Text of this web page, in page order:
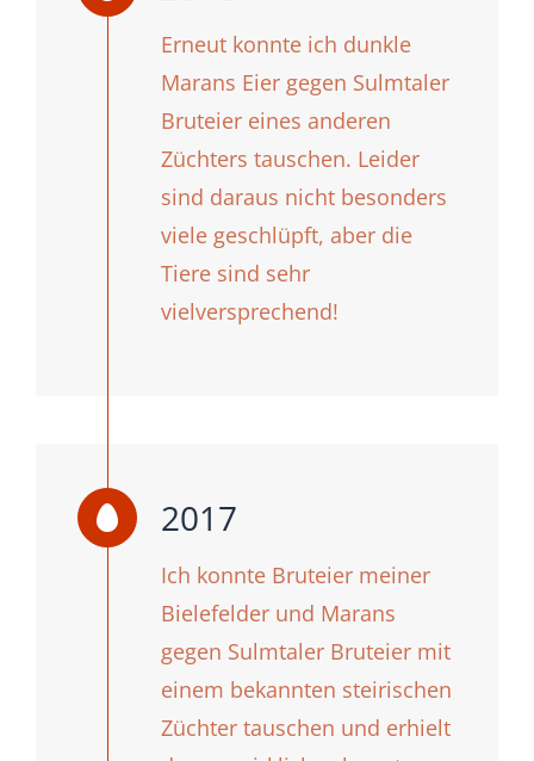
Erneut konnte ich dunkle
Marans Eier gegen Sulmtaler
Bruteier eines anderen
Züchters tauschen. Leider
sind daraus nicht besonders
viele geschlüpft, aber die
Tiere sind sehr
vielversprechend!
2017
Ich konnte Bruteier meiner
Bielefelder und Marans
gegen Sulmtaler Bruteier mit
einem bekannten steirischen
Züchter tauschen und erhielt